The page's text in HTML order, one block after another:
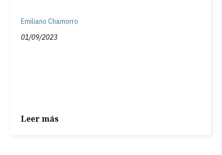
Emiliano Chamorro
01/09/2023
Leer más